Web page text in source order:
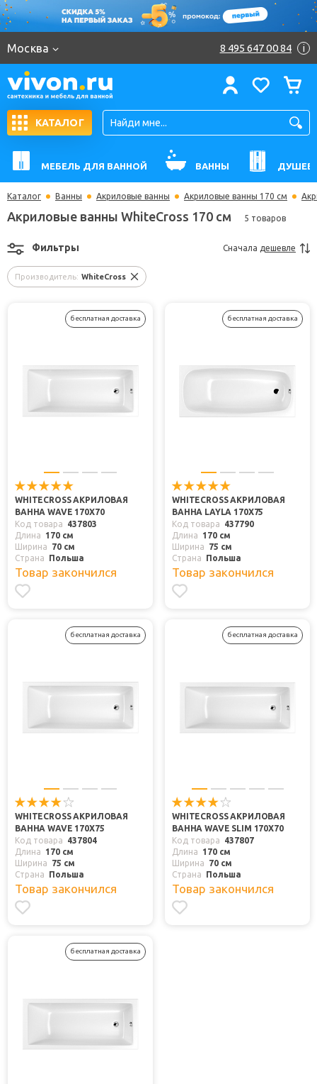
Москва 8 495 647 00 84 i
КАТАЛОГ
МЕБЕЛЬ ДЛЯ ВАННОЙ ВАННЫ
Каталог Ванны Акриловые ванны Акриловые ванны 170 см
Акриловые ванны WhiteCross 170 см 5 товаров
Производитель: WhiteCross
Фильтры Сначала дешевле
бесплатная доставка
WHITECROSS АКРИЛОВАЯ
ВАННА WAVE 170X70
Код товара
437803
Длина
170 см
Ширина
70 см
Страна
Польша
Товар закончился
бесплатная доставка
WHITECROSS АКРИЛОВАЯ
ВАННА LAYLA 170X75
Код товара
437790
Длина
170 см
Ширина
75 см
Страна
Польша
Товар закончился
бесплатная доставка
WHITECROSS АКРИЛОВАЯ
ВАННА WAVE 170X75
Код товара
437804
Длина
170 см
Ширина
75 см
Страна
Польша
Товар закончился
бесплатная доставка
WHITECROSS АКРИЛОВАЯ
ВАННА WAVE SLIM 170X70
Код товара
437807
Длина
170 см
Ширина
70 см
Страна
Польша
Товар закончился
бесплатная доставка